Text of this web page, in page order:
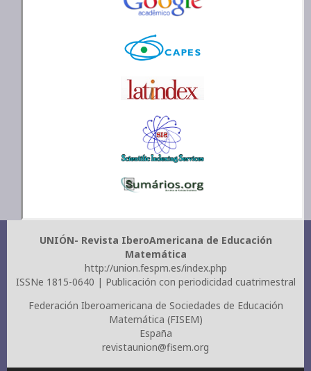
UNIÓN- Revista IberoAmericana de Educación
Matemática
http://union.fespm.es/index.php
ISSNe 1815-0640 | Publicación con periodicidad cuatrimestral
Federación Iberoamericana de Sociedades de Educación
Matemática (FISEM)
España
revistaunion@fisem.org